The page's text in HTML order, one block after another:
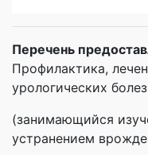
Перечень
Профилактика,
урологических
(занимающийся
устранением